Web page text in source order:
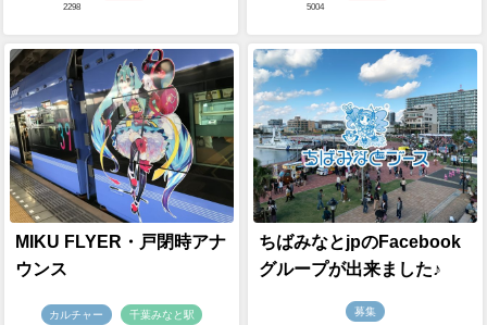
2298
5004
MIKU FLYER・戸閉時アナ
ウンス
カルチャー 千葉みなと駅
ちばみなとjpのFacebook
グループが出来ました♪
募集